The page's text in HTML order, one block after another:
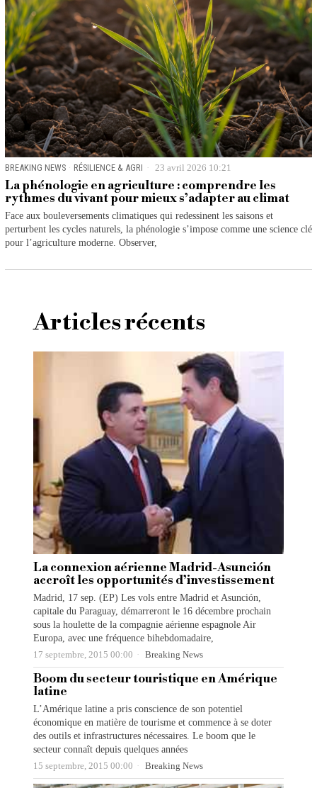
BREAKING NEWS · RÉSILIENCE & AGRI 23 avril 2026 10:21
La phénologie en agriculture : comprendre les
rythmes du vivant pour mieux s’adapter au climat
Face aux bouleversements climatiques qui redessinent les saisons et
perturbent les cycles naturels, la phénologie s’impose comme une science clé
pour l’agriculture moderne. Observer,
Articles récents
La connexion aérienne Madrid-Asunción
accroît les opportunités d’investissement
Madrid, 17 sep. (EP) Les vols entre Madrid et Asunción,
capitale du Paraguay, démarreront le 16 décembre prochain
sous la houlette de la compagnie aérienne espagnole Air
Europa, avec une fréquence bihebdomadaire,
17 septembre, 2015 00:00 Breaking News
Boom du secteur touristique en Amérique
latine
L’Amérique latine a pris conscience de son potentiel
économique en matière de tourisme et commence à se doter
des outils et infrastructures nécessaires. Le boom que le
secteur connaît depuis quelques années
15 septembre, 2015 00:00 Breaking News